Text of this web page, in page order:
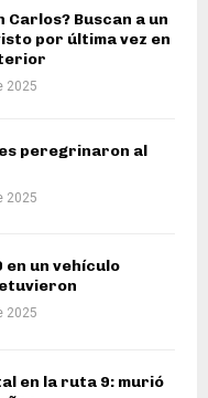
Carlos? Buscan a un
por última vez en
2025
peregrinaron al
2025
un vehículo
2025
en la ruta 9: murió